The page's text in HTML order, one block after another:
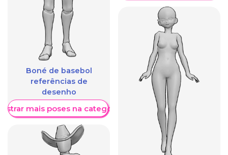
Boné de basebol
referências de
desenho
mais poses na categoria